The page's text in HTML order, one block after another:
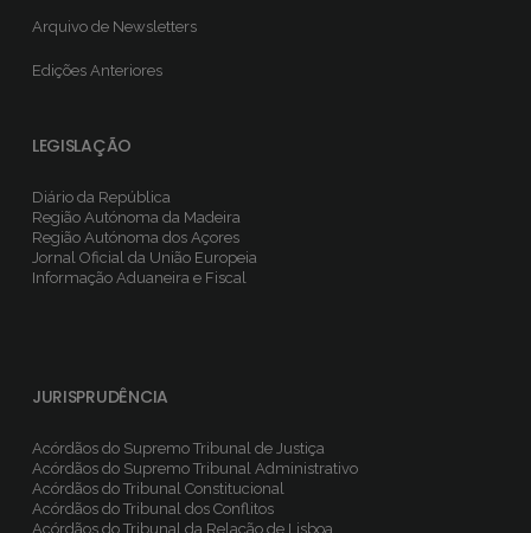
Arquivo de Newsletters
Edições Anteriores
LEGISLAÇÃO
Diário da República
Região Autónoma da Madeira
Região Autónoma dos Açores
Jornal Oficial da União Europeia
Informação Aduaneira e Fiscal
JURISPRUDÊNCIA
Acórdãos do Supremo Tribunal de Justiça
Acórdãos do Supremo Tribunal Administrativo
Acórdãos do Tribunal Constitucional
Acórdãos do Tribunal dos Conflitos
Acórdãos do Tribunal da Relação de Lisboa